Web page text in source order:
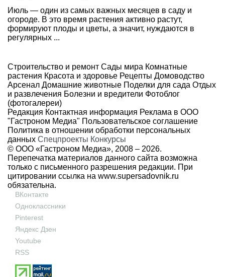
Июль — один из самых важных месяцев в саду и
огороде. В это время растения активно растут,
формируют плоды и цветы, а значит, нуждаются в
регулярных ...
Строительство и ремонт Сады мира Комнатные
растения Красота и здоровье Рецепты Домоводство
Арсенал Домашние животные Поделки для сада Отдых
и развлечения Болезни и вредители Фотоблог
(фотогалереи)
Редакция Контактная информация Реклама в ООО
"Гастроном Медиа" Пользовательское соглашение
Политика в отношении обработки персональных
данных Спецпроекты Конкурсы
© ООО «Гастроном Медиа», 2008 – 2026.
Перепечатка материалов данного сайта возможна
только с письменного разрешения редакции. При
цитировании ссылка на www.supersadovnik.ru
обязательна.
ВКонтакте
Одноклассники
Pinterest
Яндекс Дзен
Youtube
RSS